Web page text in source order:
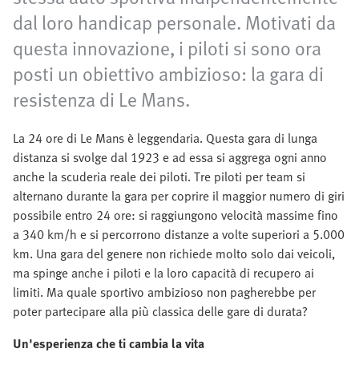
dal loro handicap personale. Motivati da
questa innovazione, i piloti si sono ora
posti un obiettivo ambizioso: la gara di
resistenza di Le Mans.
La 24 ore di Le Mans è leggendaria. Questa gara di lunga
distanza si svolge dal 1923 e ad essa si aggrega ogni anno
anche la scuderia reale dei piloti. Tre piloti per team si
alternano durante la gara per coprire il maggior numero di giri
possibile entro 24 ore: si raggiungono velocità massime fino
a 340 km/h e si percorrono distanze a volte superiori a 5.000
km. Una gara del genere non richiede molto solo dai veicoli,
ma spinge anche i piloti e la loro capacità di recupero ai
limiti. Ma quale sportivo ambizioso non pagherebbe per
poter partecipare alla più classica delle gare di durata?
Un'esperienza che ti cambia la vita